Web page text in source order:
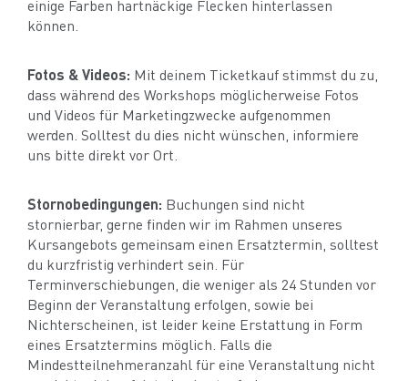
einige Farben hartnäckige Flecken hinterlassen
können.
Fotos & Videos: Mit deinem Ticketkauf stimmst du zu,
dass während des Workshops möglicherweise Fotos
und Videos für Marketingzwecke aufgenommen
werden. Solltest du dies nicht wünschen, informiere
uns bitte direkt vor Ort.
Stornobedingungen: Buchungen sind nicht
stornierbar, gerne finden wir im Rahmen unseres
Kursangebots gemeinsam einen Ersatztermin, solltest
du kurzfristig verhindert sein. Für
Terminverschiebungen, die weniger als 24 Stunden vor
Beginn der Veranstaltung erfolgen, sowie bei
Nichterscheinen, ist leider keine Erstattung in Form
eines Ersatztermins möglich. Falls die
Mindestteilnehmeranzahl für eine Veranstaltung nicht